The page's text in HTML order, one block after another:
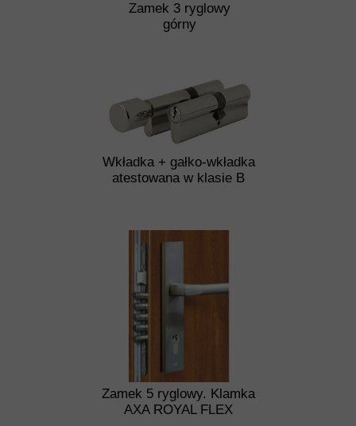
Wkładka + gałko-wkładka
atestowana w klasie B
Zamek 3 ryglowy
górny
Zamek 5 ryglowy. Klamka
AXA ROYAL FLEX